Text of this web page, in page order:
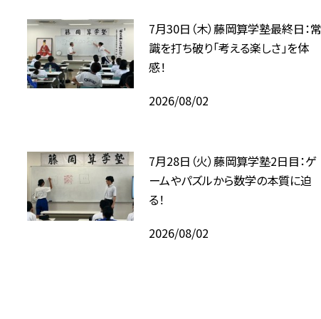
7月30日（木）藤岡算学塾最終日：常
識を打ち破り「考える楽しさ」を体
感！
2026/08/02
7月28日（火）藤岡算学塾2日目：ゲ
ームやパズルから数学の本質に迫
る！
2026/08/02